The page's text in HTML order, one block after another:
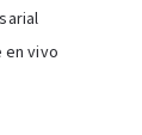
en vivo